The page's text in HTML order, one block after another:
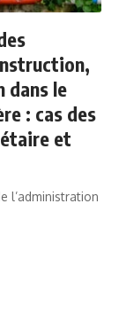
dans le
: cas des
et
l’administration